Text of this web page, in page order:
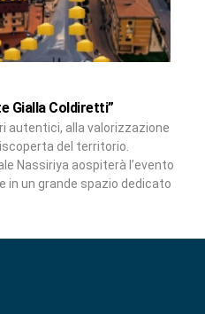
Gialla Coldiretti”
autentici, alla valorizzazione
del territorio.
Nassiriya aospiterà l’evento
in un grande spazio dedicato